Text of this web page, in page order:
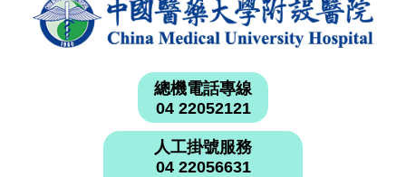
總機電話專線
04 22052121
人工掛號服務
04 22056631